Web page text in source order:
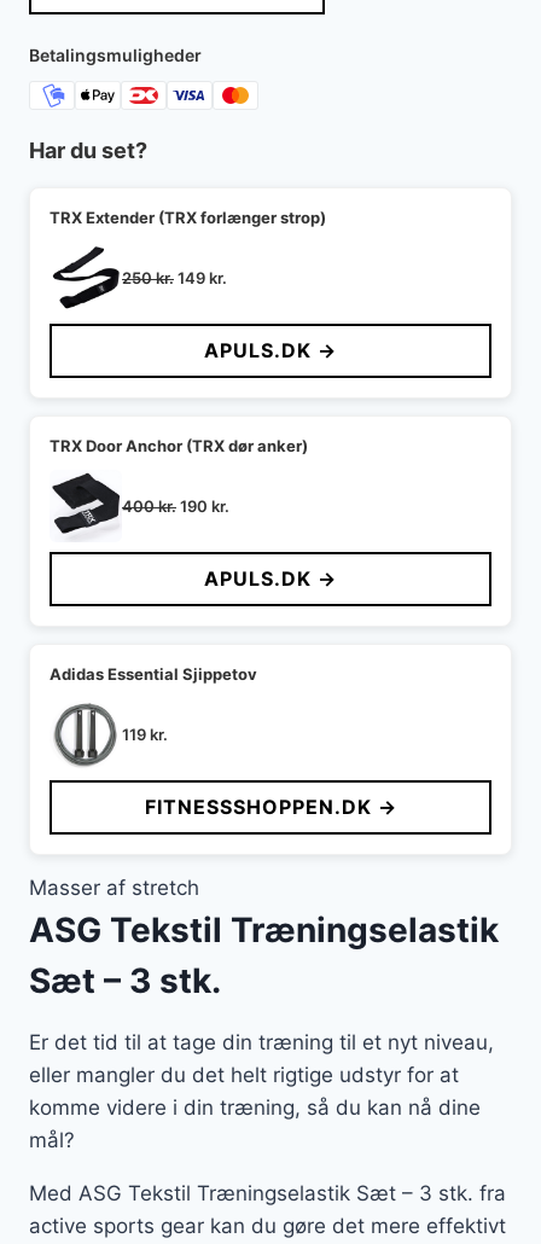
Betalingsmuligheder
Har du set?
TRX Extender (TRX forlænger strop)
250kr.Den
pris
250 kr..
149kr.
pris
er:
149 kr..
APULS.DK →
TRX Door Anchor (TRX dør anker)
400kr.Den
pris
var:
400 kr..
190 kr.
pris
er:
190 kr..
APULS.DK →
Adidas Essential Sjippetov
119kr.
FITNESSSHOPPEN.DK →
Masser af stretch
ASG Tekstil Træningselastik
Sæt – 3 stk.
Er det tid til at tage din træning til et nyt niveau,
eller mangler du det helt rigtige udstyr for at
komme videre i din træning, så du kan nå dine
mål?
Med ASG Tekstil Træningselastik Sæt – 3 stk. fra
active sports gear kan du gøre det mere effektivt